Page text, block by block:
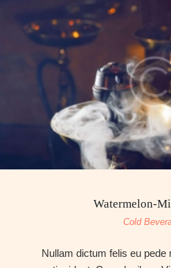
Watermelon-
Cold
Nullam dictum felis eu pede